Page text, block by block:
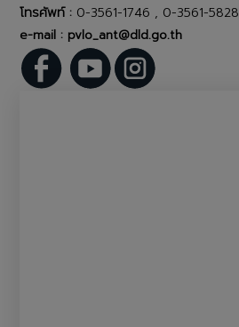
โทรศัพท์ : 0-3561-1746 , 0-3561-5828
e-mail : pvlo_ant@dld.go.th